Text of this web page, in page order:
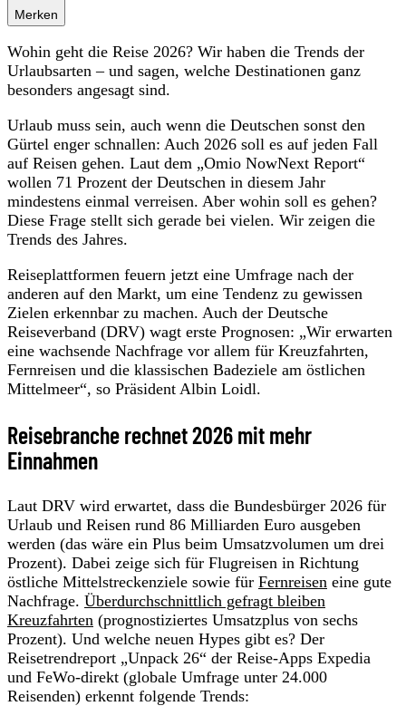
Merken
Wohin geht die Reise 2026? Wir haben die Trends der
Urlaubsarten – und sagen, welche Destinationen ganz
besonders angesagt sind.
Urlaub muss sein, auch wenn die Deutschen sonst den
Gürtel enger schnallen: Auch 2026 soll es auf jeden Fall
auf Reisen gehen. Laut dem „Omio NowNext Report“
wollen 71 Prozent der Deutschen in diesem Jahr
mindestens einmal verreisen. Aber wohin soll es gehen?
Diese Frage stellt sich gerade bei vielen. Wir zeigen die
Trends des Jahres.
Reiseplattformen feuern jetzt eine Umfrage nach der
anderen auf den Markt, um eine Tendenz zu gewissen
Zielen erkennbar zu machen. Auch der Deutsche
Reiseverband (DRV) wagt erste Prognosen: „Wir erwarten
eine wachsende Nachfrage vor allem für Kreuzfahrten,
Fernreisen und die klassischen Badeziele am östlichen
Mittelmeer“, so Präsident Albin Loidl.
Reisebranche rechnet 2026 mit mehr
Einnahmen
Laut DRV wird erwartet, dass die Bundesbürger 2026 für
Urlaub und Reisen rund 86 Milliarden Euro ausgeben
werden (das wäre ein Plus beim Umsatzvolumen um drei
Prozent). Dabei zeige sich für Flugreisen in Richtung
östliche Mittelstreckenziele sowie für Fernreisen eine gute
Nachfrage. Überdurchschnittlich gefragt bleiben
Kreuzfahrten (prognostiziertes Umsatzplus von sechs
Prozent). Und welche neuen Hypes gibt es? Der
Reisetrendreport „Unpack 26“ der Reise-Apps Expedia
und FeWo-direkt (globale Umfrage unter 24.000
Reisenden) erkennt folgende Trends: